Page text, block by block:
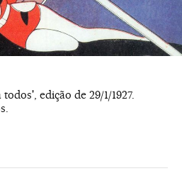
edição de 29/1/1927.